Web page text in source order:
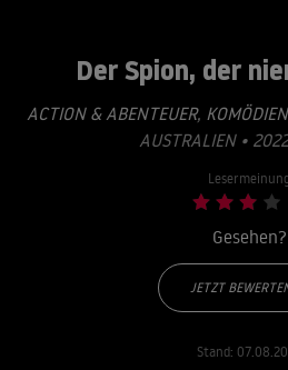
Der Spion, der
ACTION & ABENTEUER, KOMÖDIEN
AUSTRALIEN •
Gesehen?
JETZT
Stand: